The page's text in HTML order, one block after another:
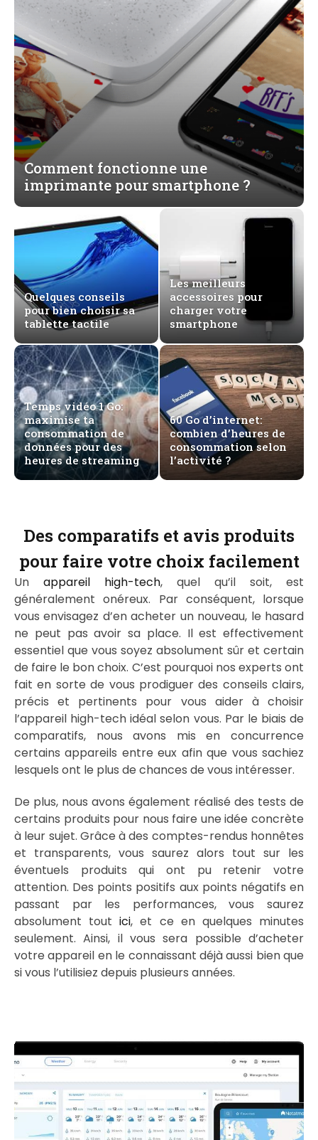
Comment fonctionne une
imprimante pour smartphone ?
Quelques conseils
pour bien choisir sa
tablette tactile
Les meilleurs
accessoires pour
charger votre
smartphone
Temps vidéo 1 Go:
maximise ta
consommation de
données pour des
heures de streaming
60 Go d’internet:
combien d’heures de
consommation selon
l’activité ?
Des comparatifs et avis produits
pour faire votre choix facilement
Un appareil high-tech, quel qu’il soit, est
généralement onéreux. Par conséquent, lorsque
vous envisagez d’en acheter un nouveau, le hasard
ne peut pas avoir sa place. Il est effectivement
essentiel que vous soyez absolument sûr et certain
de faire le bon choix. C’est pourquoi nos experts ont
fait en sorte de vous prodiguer des conseils clairs,
précis et pertinents pour vous aider à choisir
l’appareil high-tech idéal selon vous. Par le biais de
comparatifs, nous avons mis en concurrence
certains appareils entre eux afin que vous sachiez
lesquels ont le plus de chances de vous intéresser.
De plus, nous avons également réalisé des tests de
certains produits pour nous faire une idée concrète
à leur sujet. Grâce à des comptes-rendus honnêtes
et transparents, vous saurez alors tout sur les
éventuels produits qui ont pu retenir votre
attention. Des points positifs aux points négatifs en
passant par les performances, vous saurez
absolument toutici, et ce en quelques minutes
seulement. Ainsi, il vous sera possible d’acheter
votre appareil en le connaissant déjà aussi bien que
si vous l’utilisiez depuis plusieurs années.